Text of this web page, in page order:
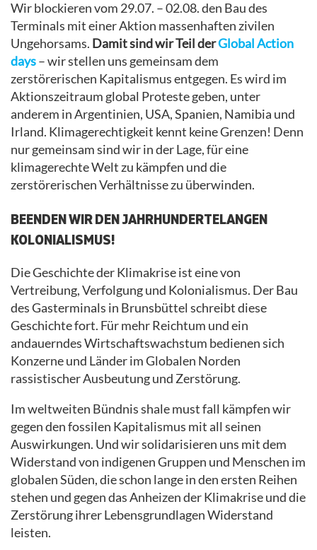
Wir blockieren vom 29.07. – 02.08. den Bau des
Terminals mit einer Aktion massenhaften zivilen
Ungehorsams. Damit sind wir Teil derGlobal Action
days– wir stellen uns gemeinsam dem
zerstörerischen Kapitalismus entgegen. Es wird im
Aktionszeitraum global Proteste geben, unter
anderem in Argentinien, USA, Spanien, Namibia und
Irland. Klimagerechtigkeit kennt keine Grenzen! Denn
nur gemeinsam sind wir in der Lage, für eine
klimagerechte Welt zu kämpfen und die
zerstörerischen Verhältnisse zu überwinden.
BEENDEN WIR DEN JAHRHUNDERTELANGEN
KOLONIALISMUS!
Die Geschichte der Klimakrise ist eine von
Vertreibung, Verfolgung und Kolonialismus. Der Bau
des Gasterminals in Brunsbüttel schreibt diese
Geschichte fort. Für mehr Reichtum und ein
andauerndes Wirtschaftswachstum bedienen sich
Konzerne und Länder im Globalen Norden
rassistischer Ausbeutung und Zerstörung.
Im weltweiten Bündnis shale must fall kämpfen wir
gegen den fossilen Kapitalismus mit all seinen
Auswirkungen. Und wir solidarisieren uns mit dem
Widerstand von indigenen Gruppen und Menschen im
globalen Süden, die schon lange in den ersten Reihen
stehen und gegen das Anheizen der Klimakrise und die
Zerstörung ihrer Lebensgrundlagen Widerstand
leisten.